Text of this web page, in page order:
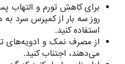
برای کاهش تورم و التهاب
استفاده کنید.
از مصرف نمک و ادویه‌های
می‌دهند، اجتناب کنید.